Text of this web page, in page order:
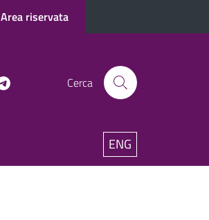
Area riservata
Cerca
ENG